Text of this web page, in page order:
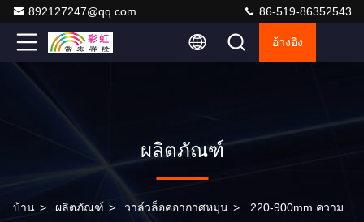
892127247@qq.com 86-519-86352543
อ้างอิง
ผลิตภัณฑ์
บ้าน > ผลิตภัณฑ์ > วาล์วล็อคอากาศหมุน > 220-900mm ความ